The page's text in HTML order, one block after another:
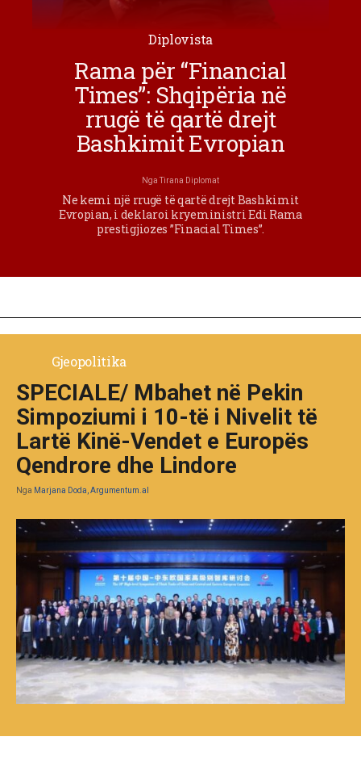
Diplovista
Rama për “Financial
Times”: Shqipëria në
rrugë të qartë drejt
Bashkimit Evropian
NgaTirana Diplomat
Ne kemi një rrugë të qartë drejt Bashkimit
Evropian, i deklaroi kryeministri Edi Rama
prestigjiozes ”Finacial Times”.
Gjeopolitika
SPECIALE/ Mbahet në Pekin
Simpoziumi i 10-të i Nivelit të
Lartë Kinë-Vendet e Europës
Qendrore dhe Lindore
Nga Marjana Doda, Argumentum.al